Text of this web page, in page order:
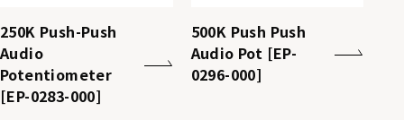
250K Push-Push
Audio
Potentiometer
[EP-0283-000]
500K Push Push
Audio Pot [EP-
0296-000]